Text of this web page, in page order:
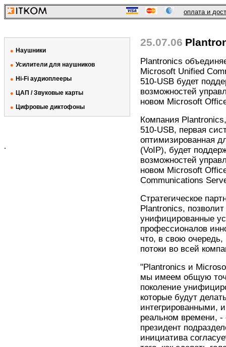
оплата и
● Наушники
● Усилители для наушников
● Hi-Fi аудиоплееры
● ЦАП / Звуковые карты
● Цифровые диктофоны
.
25.07.06
Plantronics
Microsoft Unified
510-USB будет
возможностей
новом Microsoft
Компания
510-USB, первая
оптимизированная
(VoIP), будет
возможностей
новом Microsoft
Communications
Стратегическое
Plantronics,
унифицированные
профессионалов
что, в свою
потоки во всей
"Plantronics и
мы имеем общую
поколение
которые будут
интегрированными,
реальном времени, -
президент
инициатива